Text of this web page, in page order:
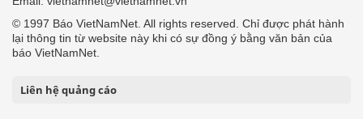
© 1997 Báo VietNamNet. All rights reserved. Chỉ được phát hành
lại thông tin từ website này khi có sự đồng ý bằng văn bản của
báo VietNamNet.
Liên hệ quảng cáo